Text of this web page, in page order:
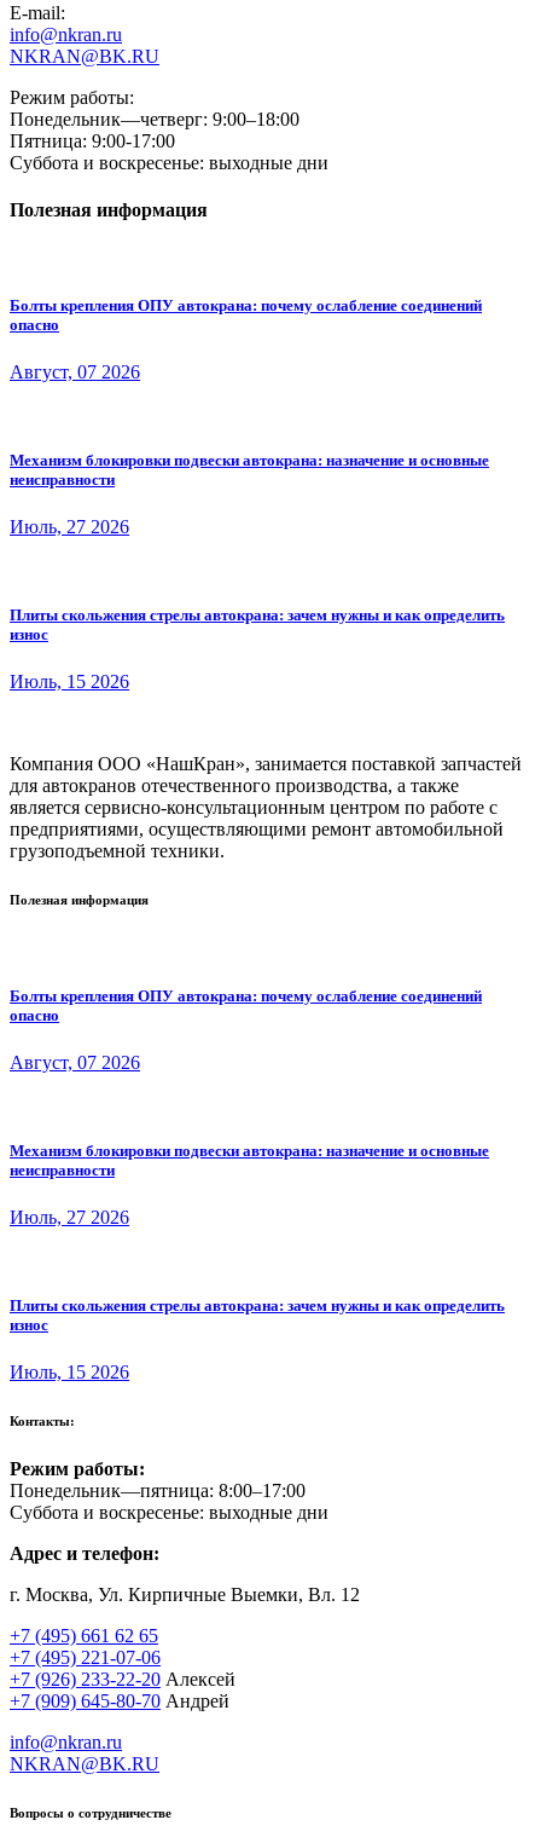
E-mail:
info@nkran.ru
NKRAN@BK.RU
Режим работы:
Понедельник—четверг: 9:00–18:00
Пятница: 9:00-17:00
Суббота и воскресенье: выходные дни
Полезная информация
Болты крепления ОПУ автокрана: почему ослабление соединений
опасно
Август, 07 2026
Механизм блокировки подвески автокрана: назначение и основные
неисправности
Июль, 27 2026
Плиты скольжения стрелы автокрана: зачем нужны и как определить
износ
Июль, 15 2026
Компания ООО «НашКран», занимается поставкой запчастей
для автокранов отечественного производства, а также
является сервисно-консультационным центром по работе с
предприятиями, осуществляющими ремонт автомобильной
грузоподъемной техники.
Полезная информация
Болты крепления ОПУ автокрана: почему ослабление соединений
опасно
Август, 07 2026
Механизм блокировки подвески автокрана: назначение и основные
неисправности
Июль, 27 2026
Плиты скольжения стрелы автокрана: зачем нужны и как определить
износ
Июль, 15 2026
Контакты:
Режим работы:
Понедельник—пятница: 8:00–17:00
Суббота и воскресенье: выходные дни
Адрес и телефон:
г. Москва, Ул. Кирпичные Выемки, Вл. 12
+7 (495) 661 62 65
+7 (495) 221-07-06
+7 (926) 233-22-20 Алексей
+7 (909) 645-80-70 Андрей
info@nkran.ru
NKRAN@BK.RU
Вопросы о сотрудничестве